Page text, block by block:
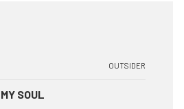
OUTSIDER
SOUL